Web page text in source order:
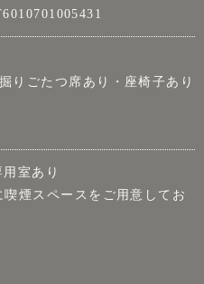
りごたつ席あり・座椅子あり
室あり
煙スペースをご用意してお